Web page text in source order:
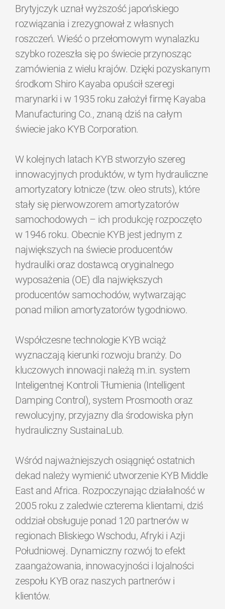
Brytyjczyk uznał wyższość japońskiego
rozwiązania i zrezygnował z własnych
roszczeń. Wieść o przełomowym wynalazku
szybko rozeszła się po świecie przynosząc
zamówienia z wielu krajów. Dzięki pozyskanym
środkom Shiro Kayaba opuścił szeregi
marynarki i w 1935 roku założył firmę Kayaba
Manufacturing Co., znaną dziś na całym
świecie jako KYB Corporation.
W kolejnych latach KYB stworzyło szereg
innowacyjnych produktów, w tym hydrauliczne
amortyzatory lotnicze (tzw. oleo struts), które
stały się pierwowzorem amortyzatorów
samochodowych – ich produkcję rozpoczęto
w 1946 roku. Obecnie KYB jest jednym z
największych na świecie producentów
hydrauliki oraz dostawcą oryginalnego
wyposażenia (OE) dla największych
producentów samochodów, wytwarzając
ponad milion amortyzatorów tygodniowo.
Współczesne technologie KYB wciąż
wyznaczają kierunki rozwoju branży. Do
kluczowych innowacji należą m.in. system
Inteligentnej Kontroli Tłumienia (Intelligent
Damping Control), system Prosmooth oraz
rewolucyjny, przyjazny dla środowiska płyn
hydrauliczny SustainaLub.
Wśród najważniejszych osiągnięć ostatnich
dekad należy wymienić utworzenie KYB Middle
East and Africa. Rozpoczynając działalność w
2005 roku z zaledwie czterema klientami, dziś
oddział obsługuje ponad 120 partnerów w
regionach Bliskiego Wschodu, Afryki i Azji
Południowej. Dynamiczny rozwój to efekt
zaangażowania, innowacyjności i lojalności
zespołu KYB oraz naszych partnerów i
klientów.